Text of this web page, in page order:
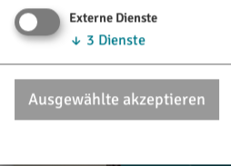
Externe Dienste
↓ 3 Dienste
Ausgewählte akzeptieren